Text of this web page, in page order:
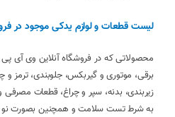
لیست قطعات و لوازم یدکی موجود در
محصولاتی که در فروشگاه آنلاین وی آی
برقی، موتوری و گیربکس، جلوبندی، ترمز
زیربندی، بدنه، سپر و چراغ، قطعات
به شرط تست سلامت و همچنین بصورت نو و